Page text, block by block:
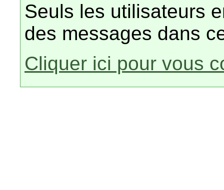
Seuls les utilisateurs
des messages dans
Cliquer ici pour vous